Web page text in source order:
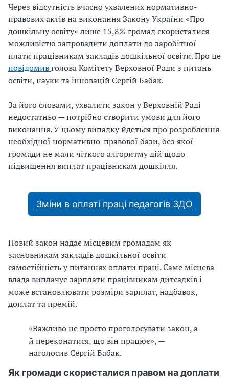
Через відсутність вчасно ухвалених нормативно-
правових актів на виконання Закону України «Про
дошкільну освіту» лише 15,8% громад скористалися
можливістю запровадити доплати до заробітної
плати працівникам закладів дошкільної освіти. Про це
повідомивголова Комітету Верховної Ради з питань
освіти, науки та інновацій Сергій Бабак.
За його словами, ухвалити закон у Верховній Раді
недостатньо — потрібно створити умови для його
виконання. У цьому випадку йдеться про розроблення
необхідної нормативно-правової бази, без якої
громади не мали чіткого алгоритму дій щодо
підвищення виплат працівникам дошкілля.
Зміни в оплаті праці педагогів ЗДО
Новий закон надає місцевим громадам як
засновникам закладів дошкільної освіти
самостійність у питаннях оплати праці. Саме місцева
влада виплачує зарплати працівникам дитсадків і
може встановлювати розміри зарплат, надбавок,
доплат та премій.
«Важливо не просто проголосувати закон, а
й переконатися, що він працює», —
наголосив Сергій Бабак.
Як громади скористалися правом на доплати